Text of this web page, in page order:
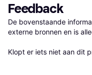
Feedback
De bovenstaande
externe bronnen en is
Klopt er iets niet aan dit